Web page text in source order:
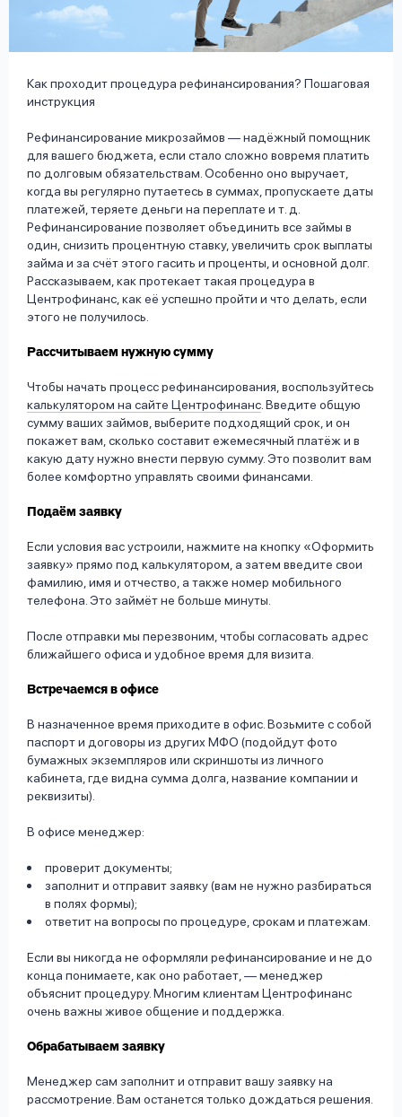
Как проходит процедура рефинансирования? Пошаговая
инструкция
Рефинансирование микрозаймов — надёжный помощник
для вашего бюджета, если стало сложно вовремя платить
по долговым обязательствам. Особенно оно выручает,
когда вы регулярно путаетесь в суммах, пропускаете даты
платежей, теряете деньги на переплате и т. д.
Рефинансирование позволяет объединить все займы в
один, снизить процентную ставку, увеличить срок выплаты
займа и за счёт этого гасить и проценты, и основной долг.
Рассказываем, как протекает такая процедура в
Центрофинанс, как её успешно пройти и что делать, если
этого не получилось.
Рассчитываем нужную сумму
Чтобы начать процесс рефинансирования, воспользуйтесь
калькулятором на сайте Центрофинанс. Введите общую
сумму ваших займов, выберите подходящий срок, и он
покажет вам, сколько составит ежемесячный платёж и в
какую дату нужно внести первую сумму. Это позволит вам
более комфортно управлять своими финансами.
Подаём заявку
Если условия вас устроили, нажмите на кнопку «Оформить
заявку» прямо под калькулятором, а затем введите свои
фамилию, имя и отчество, а также номер мобильного
телефона. Это займёт не больше минуты.
После отправки мы перезвоним, чтобы согласовать адрес
ближайшего офиса и удобное время для визита.
Встречаемся в офисе
В назначенное время приходите в офис. Возьмите с собой
паспорт и договоры из других МФО (подойдут фото
бумажных экземпляров или скриншоты из личного
кабинета, где видна сумма долга, название компании и
реквизиты).
В офисе менеджер:
проверит документы;
заполнит и отправит заявку (вам не нужно разбираться
в полях формы);
ответит на вопросы по процедуре, срокам и платежам.
Если вы никогда не оформляли рефинансирование и не до
конца понимаете, как оно работает, — менеджер
объяснит процедуру. Многим клиентам Центрофинанс
очень важны живое общение и поддержка.
Обрабатываем заявку
Менеджер сам заполнит и отправит вашу заявку на
рассмотрение. Вам останется только дождаться решения.
Оформить заявку
Войти под другим номером
вопрос
Ответы
на
вопросы
данных